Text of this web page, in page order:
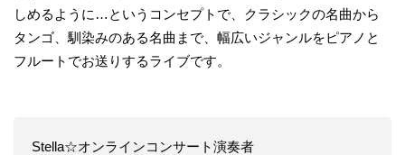
しめるように…というコンセプトで、クラシックの名曲から
タンゴ、馴染みのある名曲まで、幅広いジャンルをピアノと
フルートでお送りするライブです。
Stella☆オンラインコンサート演奏者